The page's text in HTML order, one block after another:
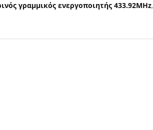
γραμμικός ενεργοποιητής 433.92MHz,